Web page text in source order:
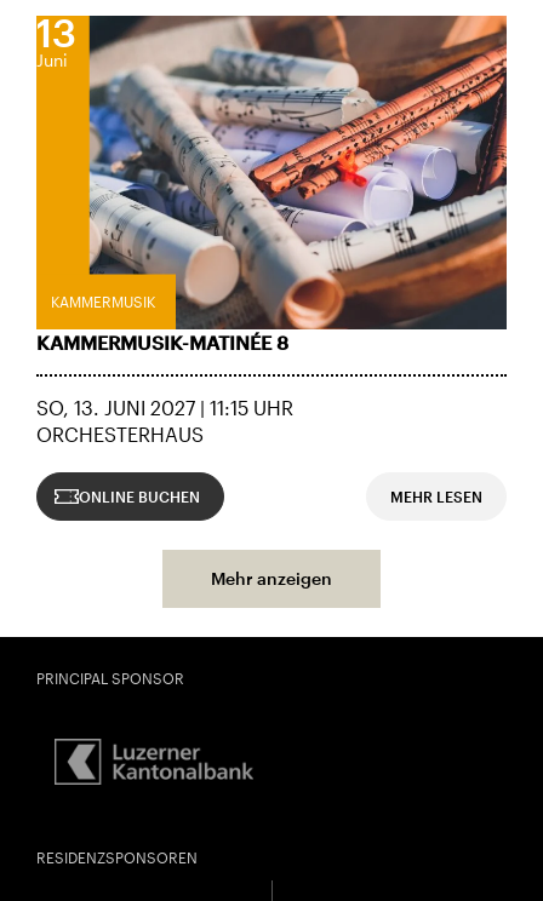
KAMMERMUSIK
13
Juni
KAMMERMUSIK-MATINÉE 8
SO, 13. JUNI 2027 | 11:15 UHR
ORCHESTERHAUS
ONLINE BUCHEN MEHR LESEN
Mehr anzeigen
PRINCIPAL SPONSOR
RESIDENZSPONSOREN